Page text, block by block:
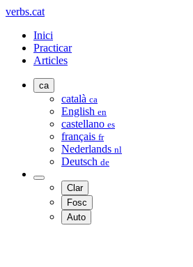
verbs.cat
Inici
Practicar
Articles
ca
català ca
English en
castellano es
français fr
Nederlands nl
Deutsch de
Clar
Fosc
Auto